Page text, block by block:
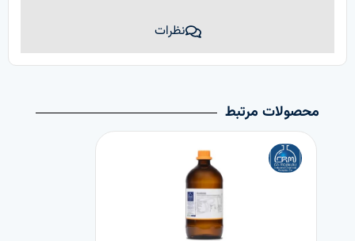
نظرات
محصولات مرتبط